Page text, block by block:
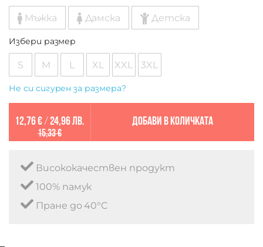
Мъжка Дамска Детска
Избери размер
S M L XL XXL 3XL
Не си сигурен за размера?
12,76 €/ 24,96 лв.
15,33 €
Добави в количката
Висококачествен продукт
100% памук
Пране до 40°C